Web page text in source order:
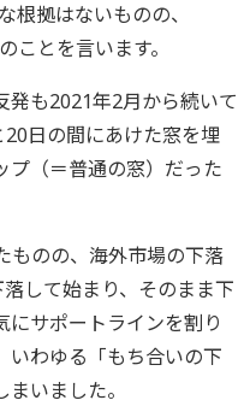
根拠はないものの、
ことを言います。
発も2021年2月から続いて
日の間にあけた窓を埋
プ（＝普通の窓）だった
ものの、海外市場の下落
して始まり、そのまま下
にサポートラインを割り
いわゆる「もち合いの下
いました。